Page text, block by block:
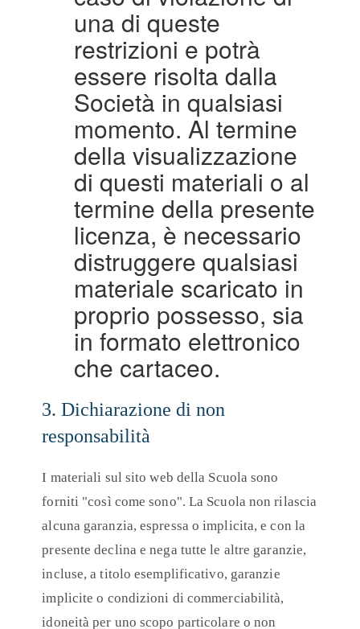
una di queste
restrizioni e potrà
essere risolta dalla
Società in qualsiasi
momento. Al termine
della visualizzazione
di questi materiali o al
termine della presente
licenza, è necessario
distruggere qualsiasi
materiale scaricato in
proprio possesso, sia
in formato elettronico
che cartaceo.
3. Dichiarazione di non
responsabilità
I materiali sul sito web della Scuola sono
forniti "così come sono". La Scuola non rilascia
alcuna garanzia, espressa o implicita, e con la
presente declina e nega tutte le altre garanzie,
incluse, a titolo esemplificativo, garanzie
implicite o condizioni di commerciabilità,
idoneità per uno scopo particolare o non